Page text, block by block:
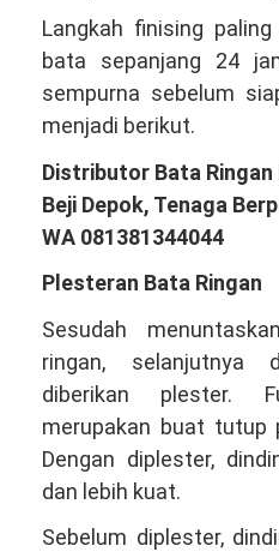
Langkah finising
bata sepanjang 24
sempurna sebelum
menjadi berikut.
Distributor Bata
Beji Depok, Tenaga
WA 081381344044
Plesteran Bata Ringan
Sesudah
ringan, selanjutnya
diberikan plester.
merupakan buat tutup
Dengan diplester,
dan lebih kuat.
Sebelum diplester,